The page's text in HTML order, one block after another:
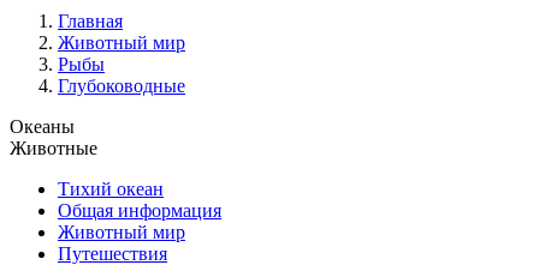
Главная
Животный мир
Рыбы
Глубоководные
Океаны
Животные
Тихий океан
Общая информация
Животный мир
Путешествия